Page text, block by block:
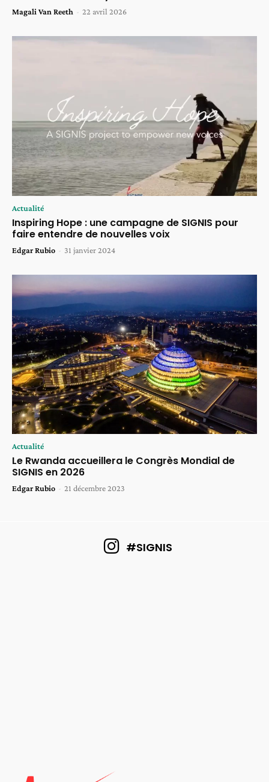
Magali Van Reeth - 22 avril 2026
Actualité
Inspiring Hope : une campagne de SIGNIS pour
faire entendre de nouvelles voix
Edgar Rubio - 31 janvier 2024
Actualité
Le Rwanda accueillera le Congrès Mondial de
SIGNIS en 2026
Edgar Rubio - 21 décembre 2023
#SIGNIS